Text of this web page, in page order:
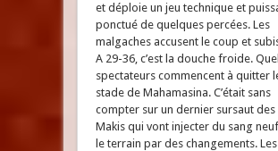
et déploie un jeu technique et
ponctué de quelques percées. Les
malgaches accusent le coup et
A 29-36, c’est la douche froide.
spectateurs commencent à quitter
stade de Mahamasina. C’était sans
compter sur un dernier sursaut des
Makis qui vont injecter du sang
le terrain par des changements. Les